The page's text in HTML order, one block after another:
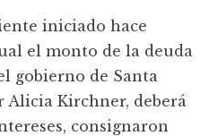
iniciado hace
el monto de la deuda
gobierno de Santa
Alicia Kirchner, deberá
consignaron